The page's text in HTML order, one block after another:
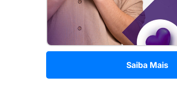
Saiba Mais